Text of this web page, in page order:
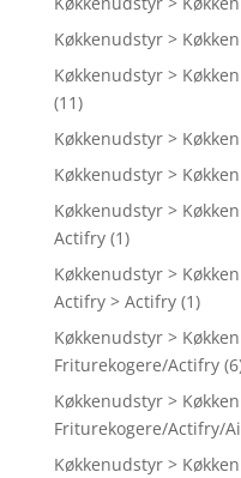
Køkkenudstyr >
Køkkenudstyr >
(11)
Køkkenudstyr >
Køkkenudstyr >
Køkkenudstyr >
Actifry (1)
Køkkenudstyr >
Actifry > Actifry (1)
Køkkenudstyr >
Friturekogere/Actifry
Køkkenudstyr >
Friturekogere/Actifry/
Køkkenudstyr >